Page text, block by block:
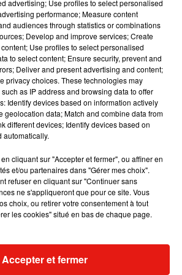
publication sur Instagram
Une publication partagée par Le chocolat Poulain (@lechocolatpoulain)
100g. Il est donc recommandé de
advertising; Use profiles to select personalised
performance; Measure content
audiences through statistics or combinations
Develop and improve services; Create
Use profiles to select personalised
to select content; Ensure security, prevent and
Deliver and present advertising and content;
privacy choices. These technologies may
as IP address and browsing data to offer
Identify devices based on information actively
geolocation data; Match and combine data from
different devices; Identify devices based on
automatically.
cliquant sur "Accepter et fermer", ou affiner en
et/ou partenaires dans "Gérer mes choix".
refuser en cliquant sur "Continuer sans
ne s'appliqueront que pour ce site. Vous
choix, ou retirer votre consentement à tout
les cookies" situé en bas de chaque page.
Accepter et fermer